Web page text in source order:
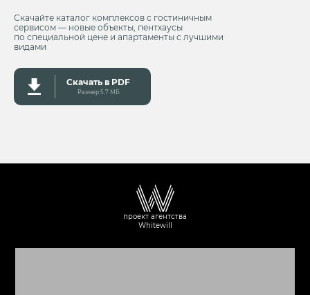
Скачайте каталог комплексов с гостиничным
сервисом — новые объекты, пентхаусы
по специальной цене и апартаменты с лучшими
видами
Скачать в PDF
Размер 5.7 MБ
проект агентства
Whitewill